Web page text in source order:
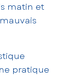
matin et
pratique